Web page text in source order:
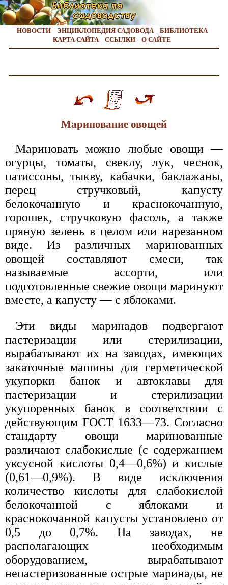
НОВОСТИ ЭНЦИКЛОПЕДИЯ САДОВОДА
БИБЛИОТЕКА
КАРТА САЙТА
ССЫЛКИ О САЙТЕ
Маринование овощей
Мариновать можно любые овощи —
огурцы, томаты, свеклу, лук, чеснок,
патиссоны, тыкву, кабачки, баклажаны,
перец стручковый, капусту
белокочанную и краснокочанную,
горошек, стручковую фасоль, а также
пряную зелень в целом или нарезанном
виде. Из различных маринованных
овощей составляют смеси, так
называемые ассорти, или
подготовленные свежие овощи маринуют
вместе, а капусту — с яблоками.
Эти виды маринадов подвергают
пастеризации или стерилизации,
вырабатывают их на заводах, имеющих
закаточные машины для герметической
укупорки банок и автоклавы для
пастеризации и стерилизации
укупоренных банок в соответствии с
действующим ГОСТ 1633—73. Согласно
стандарту овощи маринованные
различают слабокислые (с содержанием
уксусной кислоты 0,4—0,6%) и кислые
(0,61—0,9%). В виде исключения
количество кислоты для слабокислой
белокочанной с яблоками и
краснокочанной капусты установлено от
0,5 до 0,7%. На заводах, не
располагающих необходимым
оборудованием, вырабатывают
непастеризованные острые маринады, не